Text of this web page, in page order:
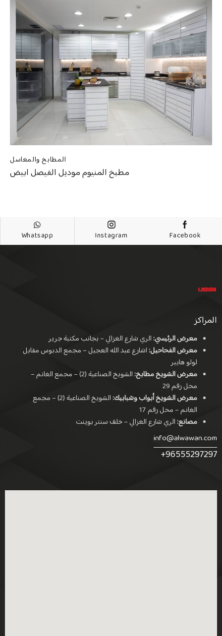
المطابخ والمغاسل
مطبخ المنيوم موديل الفيصل ابيض
Facebook
Instagram
Whatsapp
المراكز
معرض الرئيسي: الري شارع الغزالي – بجانب مكتبة جرير
معرض الفحاحيل: اشارع عبد الله العجيل – مجمع الدبوس مقابل
لولو هايبر
معرض الشويخ مطابخ:
الشويخ الصناعية (2) – مجمع الغانم –
محل رقم 29
معرض الشويخ أبواب وشبابيك:
الشويخ الصناعية (2) – مجمع
الغانم – محل رقم 17
مصانع:الري شارع الغزالي – خلف سنتر بوينت
info@alwawan.com
+96555297297